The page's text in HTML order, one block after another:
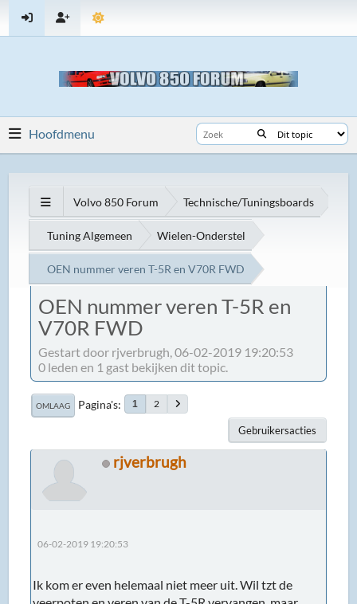
Hoofdmenu
Volvo 850 Forum Technische/Tuningsboards
Tuning Algemeen Wielen-Onderstel
OEN nummer veren T-5R en V70R FWD
OEN nummer veren T-5R en
V70R FWD
Gestart door rjverbrugh, 06-02-2019 19:20:53
0 leden en 1 gast bekijken dit topic.
OMLAAG Pagina's 1 2
Gebruikersacties
rjverbrugh
06-02-2019 19:20:53
Ik kom er even helemaal niet meer uit. Wil tzt de